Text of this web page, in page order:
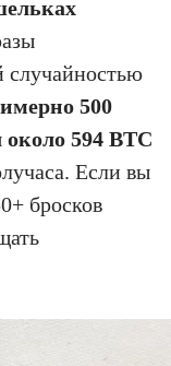
случайностью
500
594 BTC
Если вы
бросков